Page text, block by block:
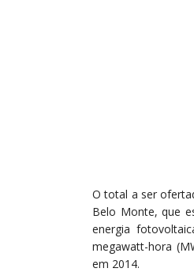
O total a ser
Belo Monte, que
energia
megawatt-hora
em 2014.